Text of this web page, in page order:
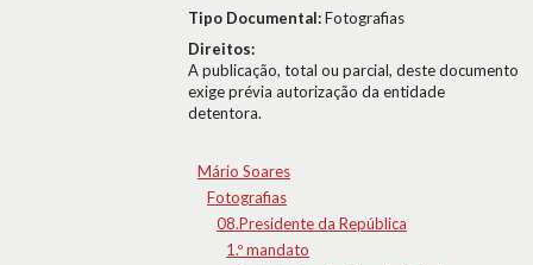
Tipo Documental:Fotografias
Direitos:
A publicação, total ou parcial, deste documento
exige prévia autorização da entidade
detentora.
Mário Soares
Fotografias
08.Presidente da República
1.º mandato